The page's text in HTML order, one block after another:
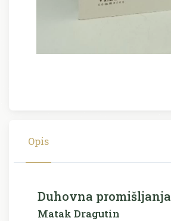
Opis
Duhovna promišljanja
Matak Dragutin